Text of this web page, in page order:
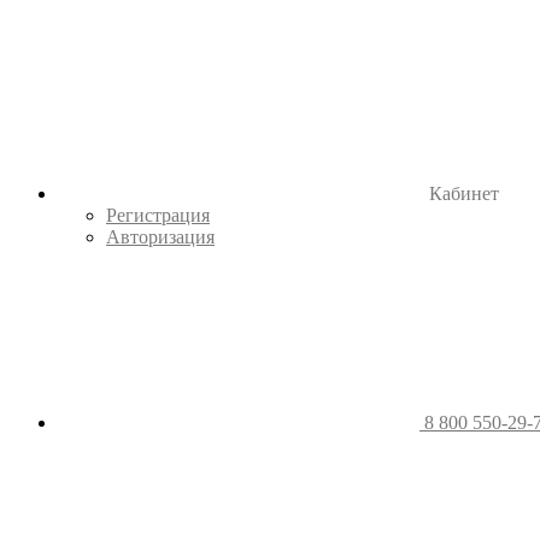
Кабинет
Регистрация
Авторизация
8 800 550-29-